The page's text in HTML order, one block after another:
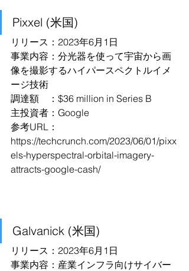
Pixxel (米国)
リリース：2023年6月1日
事業内容：分光器を使って宇宙から画
像を撮影するハイパースペクトルイメ
ージ技術
調達額　：$36 million in Series B
主投資者：Google
参考URL：
https://techcrunch.com/2023/06/01/pixx
els-hyperspectral-orbital-imagery-
attracts-google-cash/
Galvanick (米国)
リリース：2023年6月1日
事業内容：産業インフラ向けサイバー